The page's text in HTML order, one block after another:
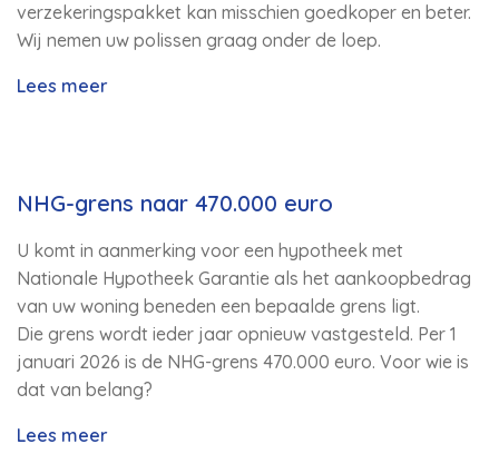
verzekeringspakket kan misschien goedkoper en beter.
Wij nemen uw polissen graag onder de loep.
Lees meer
NHG-grens naar 470.000 euro
U komt in aanmerking voor een hypotheek met
Nationale Hypotheek Garantie als het aankoopbedrag
van uw woning beneden een bepaalde grens ligt.
Die grens wordt ieder jaar opnieuw vastgesteld. Per 1
januari 2026 is de NHG-grens 470.000 euro. Voor wie is
dat van belang?
Lees meer